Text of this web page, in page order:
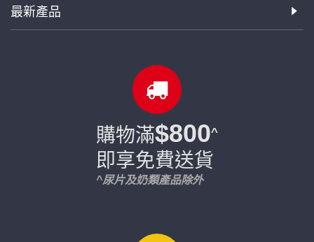
最新產品
購物滿$800^
即享免費送貨
^尿片及奶類產品除外